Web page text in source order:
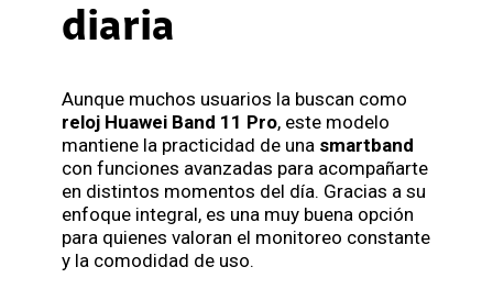
diaria
Aunque muchos usuarios la buscan como
reloj Huawei Band 11 Pro, este modelo
mantiene la practicidad de una smartband
con funciones avanzadas para acompañarte
en distintos momentos del día. Gracias a su
enfoque integral, es una muy buena opción
para quienes valoran el monitoreo constante
y la comodidad de uso.